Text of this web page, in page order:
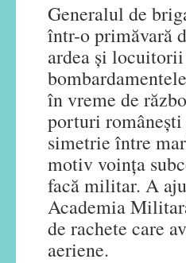
Generalul de
într-o primăvară
ardea şi
în vreme de
porturi
simetrie între
motiv voinţa
facă militar. A
Academia
de rachete care
aeriene.